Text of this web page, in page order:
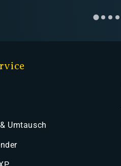
Umtausch